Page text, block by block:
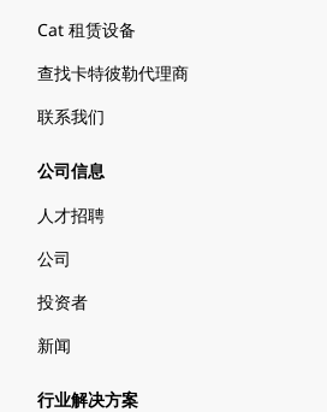
Cat 租赁设备
查找卡特彼勒代理商
联系我们
公司信息
人才招聘
公司
投资者
新闻
行业解决方案